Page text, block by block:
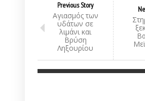
Previous Story
Αγιασμός των
υδάτων σε
λιμάνι και
Βρύση
Ληξουρίου